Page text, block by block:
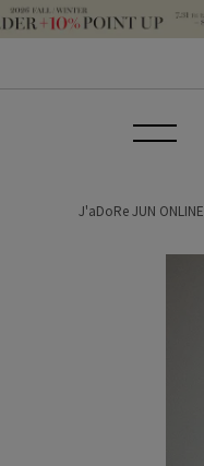
J'aDoRe JUN ONLINE